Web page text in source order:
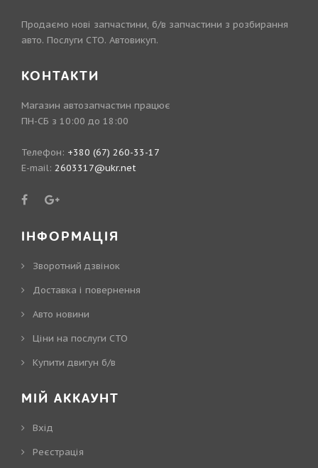
Продаємо нові запчастини, б/в запчастини з розбирання
авто. Послуги СТО. Автовикуп.
КОНТАКТИ
Магазин автозапчастин працює
ПН-СБ з 10:00 до 18:00
Телефон: +380 (67) 260-33-17
E-mail: 2603317@ukr.net
ІНФОРМАЦІЯ
Зворотний дзвінок
Доставка і повернення
Авто новини
Ціни на послуги СТО
Купити двигун б/в
МІЙ АККАУНТ
Вхід
Реєстрація